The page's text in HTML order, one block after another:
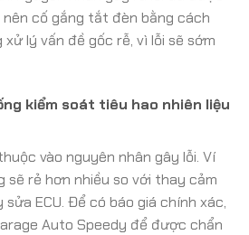
nên cố gắng tắt đèn bằng cách
lý vấn đề gốc rễ, vì lỗi sẽ sớm
kiểm soát tiêu hao nhiên liệu
vào nguyên nhân gây lỗi. Ví
sẽ rẻ hơn nhiều so với thay cảm
sửa ECU. Để có báo giá chính xác,
Auto Speedy để được chẩn